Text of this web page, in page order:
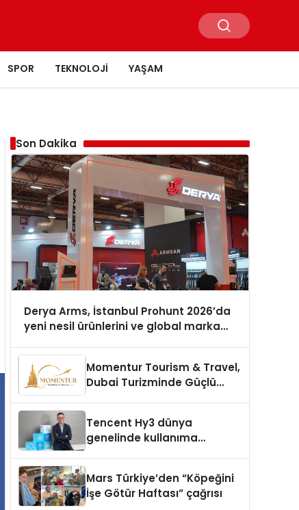
SPOR TEKNOLOJI YAŞAM
Son Dakika
Derya Arms, İstanbul Prohunt 2026’da
yeni nesil ürünlerini ve global marka
Momentur Tourism & Travel,
Dubai Turizminde Güçlü
Tencent Hy3 dünya
genelinde kullanıma
Mars Türkiye’den “Köpeğini
İşe Götür Haftası” çağrısı